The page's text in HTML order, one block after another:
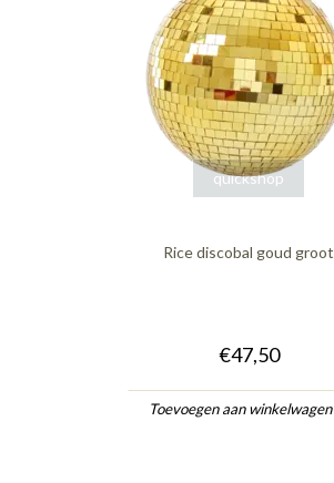
quickshop
Rice discobal goud groot
€47,50
Toevoegen aan winkelwagen